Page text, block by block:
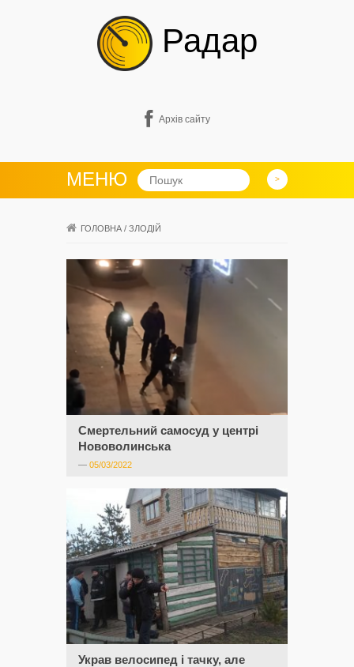
Радар
Архів сайту
МЕНЮ
ГОЛОВНА / ЗЛОДІЙ
Смертельний самосуд у центрі
Нововолинська
— 05/03/2022
Украв велосипед і тачку, але